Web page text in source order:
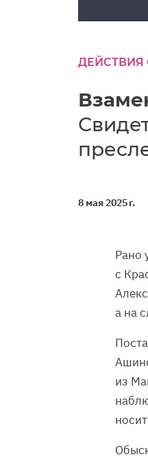
8 мая 2025 г.
Рано
с
а на
из